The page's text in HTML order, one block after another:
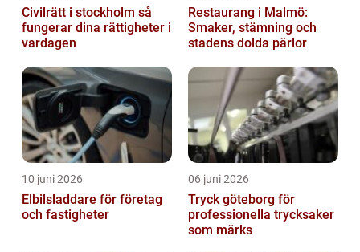
Civilrätt i stockholm så
fungerar dina rättigheter i
vardagen
Restaurang i Malmö:
Smaker, stämning och
stadens dolda pärlor
10 juni 2026
Elbilsladdare för företag
och fastigheter
06 juni 2026
Tryck göteborg för
professionella trycksaker
som märks